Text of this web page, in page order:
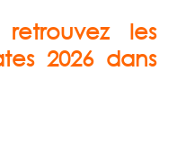
les
2026 dans